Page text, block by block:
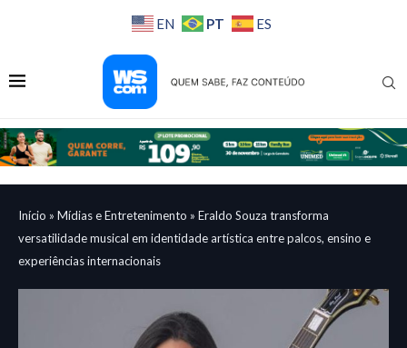
EN PT ES
Início » Mídias e Entretenimento » Eraldo Souza transforma
versatilidade musical em identidade artística entre palcos, ensino e
experiências internacionais